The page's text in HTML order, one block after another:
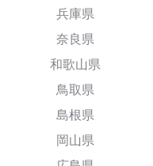
兵庫県
奈良県
和歌山県
鳥取県
島根県
岡山県